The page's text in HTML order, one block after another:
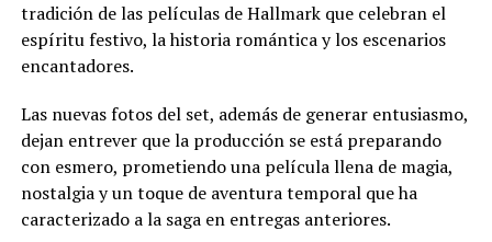
tradición de las películas de Hallmark que celebran el
espíritu festivo, la historia romántica y los escenarios
encantadores.
Las nuevas fotos del set, además de generar entusiasmo,
dejan entrever que la producción se está preparando
con esmero, prometiendo una película llena de magia,
nostalgia y un toque de aventura temporal que ha
caracterizado a la saga en entregas anteriores.